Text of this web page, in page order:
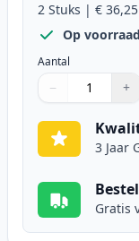
2 Stuks | € 36,25
Op voorraad
Aantal
Gebruik de
− +
1
3 Jaar
Gratis